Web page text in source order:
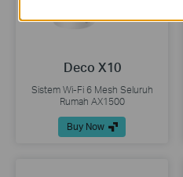
Deco X10
Sistem Wi-Fi 6 Mesh Seluruh
Rumah AX1500
Buy Now